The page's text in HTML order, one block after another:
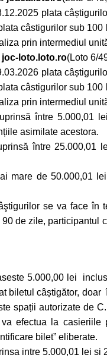
plata
câstigurilor sub
prin intermediul
joc-loto.loto.ro(Loto 6/
plata
câstigurilor sub
prin intermediul
între 5.000,01
asimilate acestora.
între 25.000,01
mare de 50.000,01
se va face în
de zile, participantul
5.000,00 lei
biletul câștigător,
spații autorizate de
efectua la
bilet” eliberate.
intre 5.000,01 lei si